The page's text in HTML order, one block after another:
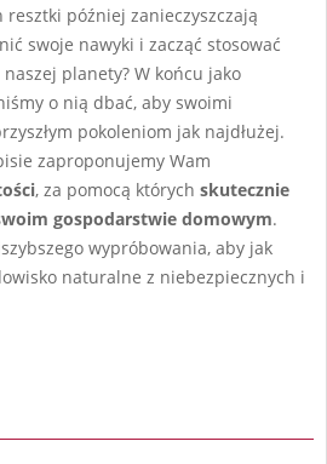
resztki później zanieczyszczają
swoje nawyki i zacząć stosować
planety? W końcu jako
o nią dbać, aby swoimi
pokoleniom jak najdłużej.
zaproponujemy Wam
, za pomocą których skutecznie
gospodarstwie domowym.
wypróbowania, aby jak
naturalne z niebezpiecznych i